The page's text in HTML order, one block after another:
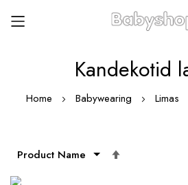
Kandekotid
Home Babywearing Limas